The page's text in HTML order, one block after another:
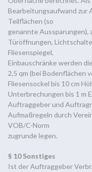
Bearbeitungsaufwand zur
Teilflächen (so
genannte Aussparungen),
Türöffnungen,
Fliesenspiegel,
Einbauschränke werden
2,5 qm (bei Bodenflächen
Fliesensockel bis 10 cm
Unterbrechungen bis 1 m
Auftraggeber und
Aufmaßregeln durch
VOB/C-Norm
zugrunde legen.
§ 10 Sonstiges
Ist der Auftraggeber